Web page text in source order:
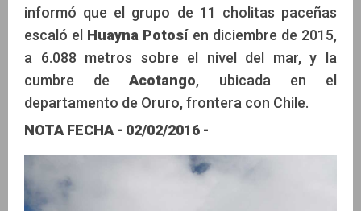
informó que el grupo de 11 cholitas paceñas
escaló el Huayna Potosíen diciembre de 2015,
a 6.088 metros sobre el nivel del mar, y la
cumbre deAcotango, ubicada en el
departamento de Oruro, frontera con Chile.
NOTA FECHA - 02/02/2016 -